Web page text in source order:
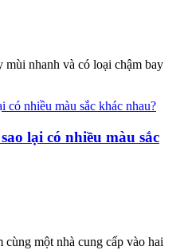
mùi nhanh và có loại chậm bay
lại có nhiều màu sắc
một nhà cung cấp vào hai